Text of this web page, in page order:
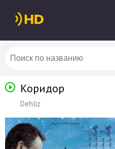
Коридор
Dehliz